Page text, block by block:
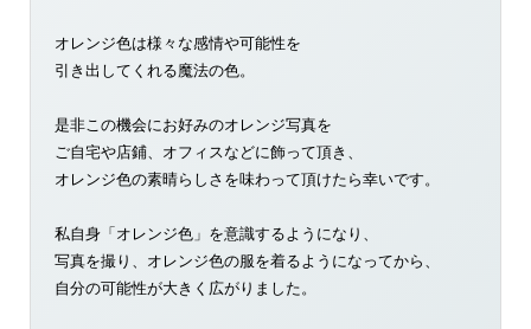
オレンジ色は様々な感情や可能性を
引き出してくれる魔法の色。
是非この機会にお好みのオレンジ写真を
ご自宅や店鋪、オフィスなどに飾って頂き、
オレンジ色の素晴らしさを味わって頂けたら幸いです。
私自身「オレンジ色」を意識するようになり、
写真を撮り、オレンジ色の服を着るようになってから、
自分の可能性が大きく広がりました。